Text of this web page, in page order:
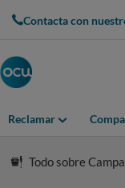
Contacta con
Reclamar
Todo sobre